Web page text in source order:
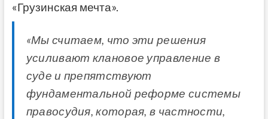
«Грузинская мечта».
«Мы считаем, что эти решения
усиливают клановое управление в
суде и препятствуют
фундаментальной реформе системы
правосудия, которая, в частности,